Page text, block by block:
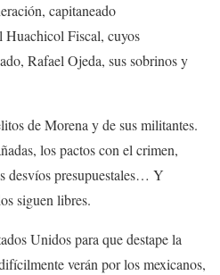
capitaneado
Huachicol Fiscal, cuyos
Rafael Ojeda, sus sobrinos y
de Morena y de sus militantes.
los pactos con el crimen,
desvíos presupuestales… Y
siguen libres.
Unidos para que destape la
verán por los mexicanos,